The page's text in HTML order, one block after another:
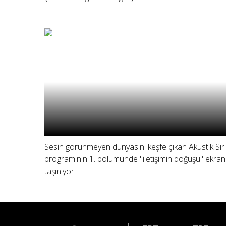
Sesin görünmeyen dünyasını keşfe çıkan Akustik
programının 1. bölümünde "iletişimin doğuşu"
taşınıyor.